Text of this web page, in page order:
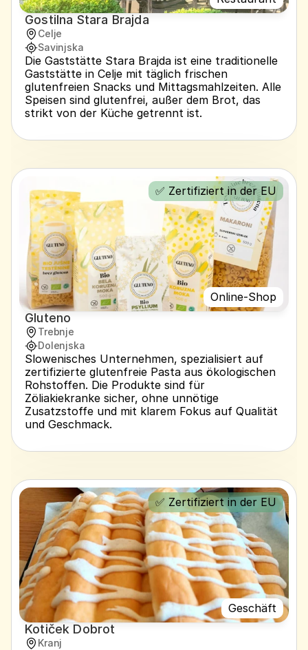
Gostilna Stara Brajda
Celje
Savinjska
Die Gaststätte Stara Brajda ist eine traditionelle
Gaststätte in Celje mit täglich frischen
glutenfreien Snacks und Mittagsmahlzeiten. Alle
Speisen sind glutenfrei, außer dem Brot, das
strikt von der Küche getrennt ist.
Online-Shop
✅ Zertifiziert in der EU
Gluteno
Trebnje
Dolenjska
Slowenisches Unternehmen, spezialisiert auf
zertifizierte glutenfreie Pasta aus ökologischen
Rohstoffen. Die Produkte sind für
Zöliakiekranke sicher, ohne unnötige
Zusatzstoffe und mit klarem Fokus auf Qualität
und Geschmack.
Geschäft
✅ Zertifiziert in der EU
Kotiček Dobrot
Kranj